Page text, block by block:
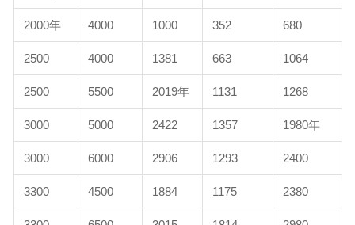
2000年 4000 1000 352 680
2500 4000 1381 663 1064
2500 5500 2019年 1131 1268
3000 5000 2422 1357 1980年
3000 6000 2906 1293 2400
3300 4500 1884 1175 2380